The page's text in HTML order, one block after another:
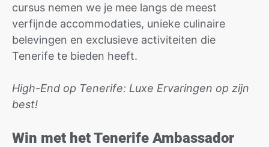
cursus nemen we je mee langs de meest
verfijnde accommodaties, unieke culinaire
belevingen en exclusieve activiteiten die
Tenerife te bieden heeft.
High-End op Tenerife: Luxe Ervaringen op zijn
best!
Win met het Tenerife Ambassador